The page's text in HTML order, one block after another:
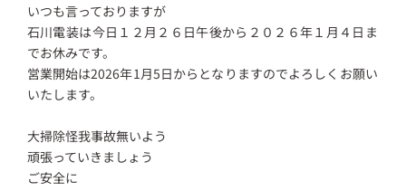
いつも言っておりますが
石川電装は今日１２月２６日午後から２０２６年１月４日ま
でお休みです。
営業開始は2026年1月5日からとなりますのでよろしくお願い
いたします。
大掃除怪我事故無いよう
頑張っていきましょう
ご安全に